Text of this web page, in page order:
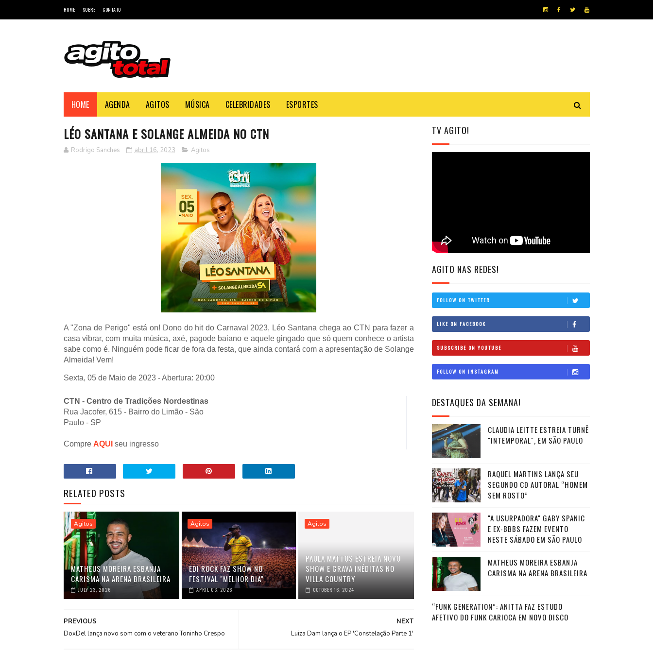
HOME SOBRE CONTATO
HOME AGENDA AGITOS MÚSICA CELEBRIDADES ESPORTES
LÉO SANTANA E SOLANGE ALMEIDA NO CTN
Rodrigo Sanches abril 16, 2023 Agitos
A "Zona de Perigo" está on! Dono do hit do Carnaval 2023, Léo Santana chega ao CTN para fazer a
casa vibrar, com muita música, axé, pagode baiano e aquele gingado que só quem conhece o artista
sabe como é. Ninguém pode ficar de fora da festa, que ainda contará com a apresentação de Solange
Almeida! Vem!
Sexta, 05 de Maio de 2023 - Abertura: 20:00
CTN - Centro de Tradições Nordestinas
Rua Jacofer, 615 - Bairro do Limão - São
Paulo - SP
Compre AQUI seu ingresso
RELATED POSTS
Agitos
MATHEUS MOREIRA ESBANJA
CARISMA NA ARENA BRASILEIRA
JULY 23, 2026
Agitos
EDI ROCK FAZ SHOW NO
FESTIVAL "MELHOR DIA"
APRIL 03, 2026
Agitos
PAULA MATTOS ESTREIA NOVO
SHOW E GRAVA INÉDITAS NO
VILLA COUNTRY
OCTOBER 16, 2024
NEXT
Luiza Dam lança o EP 'Constelação Parte 1'
PREVIOUS
DoxDel lança novo som com o veterano Toninho Crespo
TV AGITO!
AGITO NAS REDES!
FOLLOW ON TWITTER
LIKE ON FACEBOOK
SUBSCRIBE ON YOUTUBE
FOLLOW ON INSTAGRAM
DESTAQUES DA SEMANA!
CLAUDIA LEITTE ESTREIA TURNÊ
"INTEMPORAL", EM SÃO PAULO
RAQUEL MARTINS LANÇA SEU
SEGUNDO CD AUTORAL “HOMEM
SEM ROSTO”
"A USURPADORA" GABY SPANIC
E EX-BBBS FAZEM EVENTO
NESTE SÁBADO EM SÃO PAULO
MATHEUS MOREIRA ESBANJA
CARISMA NA ARENA BRASILEIRA
“FUNK GENERATION”: ANITTA FAZ ESTUDO
AFETIVO DO FUNK CARIOCA EM NOVO DISCO